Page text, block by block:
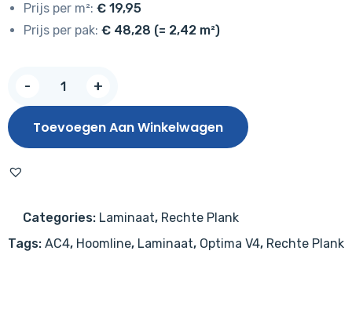
Prijs per m²: € 19,95
Prijs per pak: € 48,28 (= 2,42 m²)
-
V4
Auckland
969
+
Toevoegen Aan Winkelwagen
Categories: Laminaat, Rechte Plank
Tags: AC4, Hoomline, Laminaat, Optima V4, Rechte Plank